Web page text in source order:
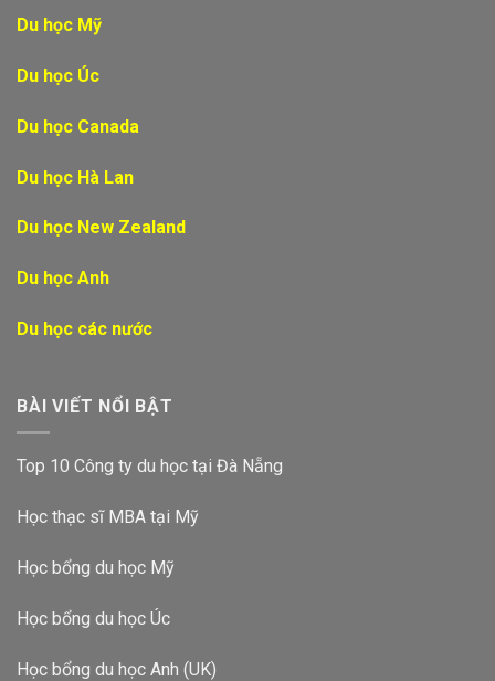
Du học Mỹ
Du học Úc
Du học Canada
Du học Hà Lan
Du học New Zealand
Du học Anh
Du học các nước
BÀI VIẾT NỔI BẬT
Top 10 Công ty du học tại Đà Nẵng
Học thạc sĩ MBA tại Mỹ
Học bổng du học Mỹ
Học bổng du học Úc
Học bổng du học Anh (UK)